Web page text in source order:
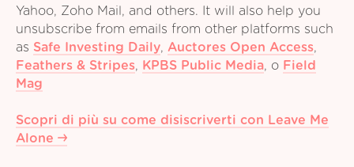
Yahoo, Zoho Mail, and others. It will also help you
unsubscribe from emails from other platforms such
as Safe Investing Daily, Auctores Open Access,
Feathers & Stripes, KPBS Public Media, o Field
Mag
Scopri di più su come disiscriverti con Leave Me
Alone